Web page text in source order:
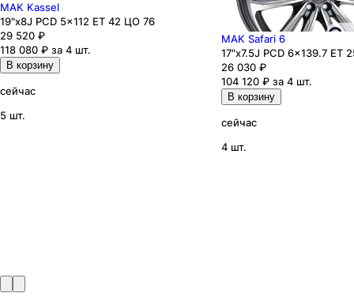
MAK Kassel
19"x8J PCD 5x112 ЕТ 42 ЦО 76
29 520 ₽
118 080 ₽ за 4 шт.
В корзину
сейчас
5 шт.
MAK Safari 6
17"x7.5J PCD 6x139.7 ЕТ
26 030 ₽
104 120 ₽ за 4 шт.
В корзину
сейчас
4 шт.